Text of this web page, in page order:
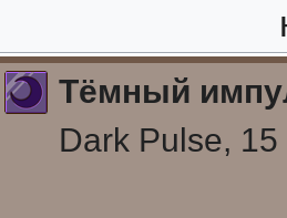
Тёмный
Dark Pulse, 15